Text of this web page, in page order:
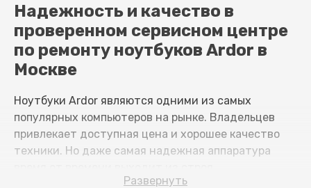
Надежность и качество в
проверенном сервисном центре
по ремонту ноутбуков Ardor в
Москве
Ноутбуки Ardor являются одними из самых
популярных компьютеров на рынке. Владельцев
привлекает доступная цена и хорошее качество
техники. Но даже самая надежная аппаратура
Развернуть